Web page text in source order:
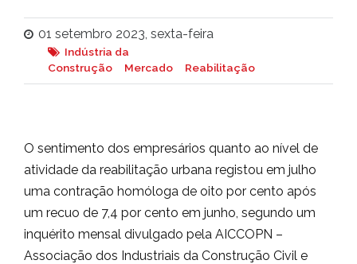
01 setembro 2023, sexta-feira
Indústria da
Construção
Mercado Reabilitação
O sentimento dos empresários quanto ao nível de
atividade da reabilitação urbana registou em julho
uma contração homóloga de oito por cento após
um recuo de 7,4 por cento em junho, segundo um
inquérito mensal divulgado pela AICCOPN –
Associação dos Industriais da Construção Civil e